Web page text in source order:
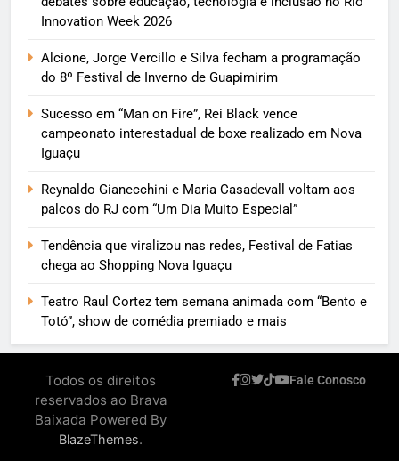
Innovation Week 2026
Alcione, Jorge Vercillo e Silva fecham a programação
do 8º Festival de Inverno de Guapimirim
Sucesso em “Man on Fire”, Rei Black vence
campeonato interestadual de boxe realizado em Nova
Iguaçu
Reynaldo Gianecchini e Maria Casadevall voltam aos
palcos do RJ com “Um Dia Muito Especial”
Tendência que viralizou nas redes, Festival de Fatias
chega ao Shopping Nova Iguaçu
Teatro Raul Cortez tem semana animada com “Bento e
Totó”, show de comédia premiado e mais
Todos os direitos
reservados ao Brava
Baixada Powered By
BlazeThemes.
Fale Conosco